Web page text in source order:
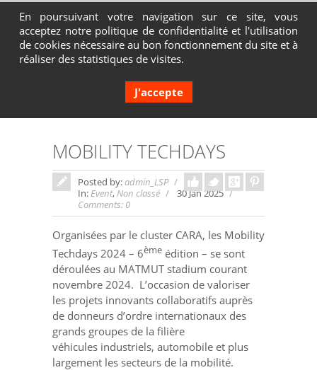
Contactez-nous au 04 72 65 05 80
MOBILITY TECHDAYS
Posted by:admin_LSP
In:Event,Non classé
30 Jan 2025
Comments: 0
Organisées par le cluster CARA, les Mobility
Techdays 2024 – 6ème édition – se sont
déroulées au MATMUT stadium courant
novembre 2024. L’occasion de valoriser
les projets innovants collaboratifs auprès
de donneurs d’ordre internationaux des
grands groupes de la filière
véhicules industriels, automobile et plus
largement les secteurs de la mobilité.
En poursuivant votre navigation sur ce site, vous
acceptez notre politique de confidentialité et l'utilisation
de cookies nécessaire au bon fonctionnement du site et à
réaliser des statistiques de visites.
J'accepte